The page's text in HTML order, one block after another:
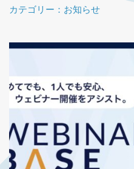
カテゴリー：お知らせ